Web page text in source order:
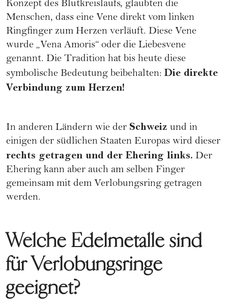
Konzept des Blutkreislaufs, glaubten die
Menschen, dass eine Vene direkt vom linken
Ringfinger zum Herzen verläuft. Diese Vene
wurde „Vena Amoris“ oder die Liebesvene
genannt. Die Tradition hat bis heute diese
symbolische Bedeutung beibehalten:Die direkte
Verbindung zum Herzen!
In anderen Ländern wie der Schweiz und in
einigen der südlichen Staaten Europas wird dieser
rechts getragen und der Ehering links. Der
Ehering kann aber auch am selben Finger
gemeinsam mit dem Verlobungsring getragen
werden.
Welche Edelmetalle sind
für Verlobungsringe
geeignet?